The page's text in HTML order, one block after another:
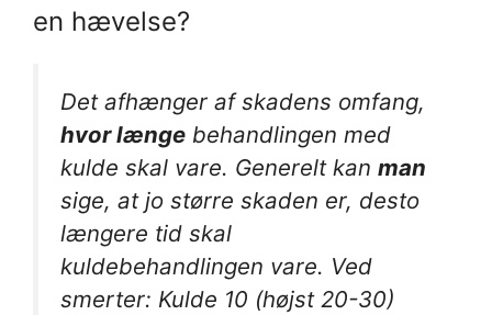
en hævelse?
Det afhænger af skadens omfang,
hvor længe behandlingen med
kulde skal vare. Generelt kan man
sige, at jo større skaden er, desto
længere tid skal
kuldebehandlingen vare. Ved
smerter: Kulde 10 (højst 20-30)